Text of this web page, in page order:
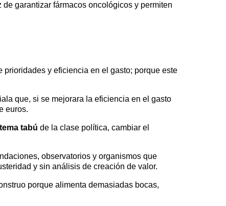
garantizar fármacos oncológicos y permiten
y eficiencia en el gasto; porque este
que, si se mejorara la eficiencia en el gasto
euros.
tema tabú de la clase política, cambiar el
observatorios y organismos que
y sin análisis de creación de valor.
porque alimenta demasiadas bocas,